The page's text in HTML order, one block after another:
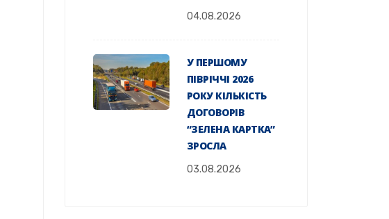
04.08.2026
У ПЕРШОМУ
ПІВРІЧЧІ 2026
РОКУ КІЛЬКІСТЬ
ДОГОВОРІВ
“ЗЕЛЕНА КАРТКА”
ЗРОСЛА
03.08.2026